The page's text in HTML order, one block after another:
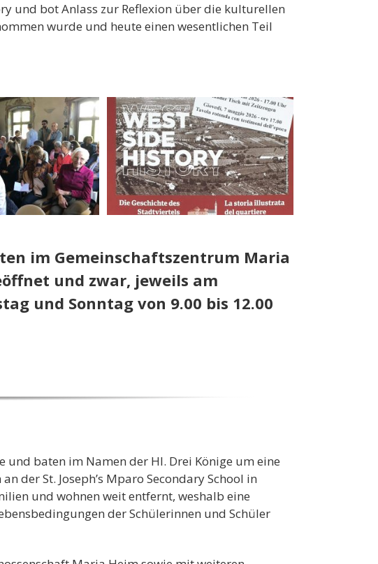
und bot Anlass zur Reflexion über die kulturellen
wurde und heute einen wesentlichen Teil
im Gemeinschaftszentrum Maria
und zwar, jeweils am
und Sonntag von 9.00 bis 12.00
und baten im Namen der Hl. Drei Könige um eine
der St. Joseph’s Mparo Secondary School in
und wohnen weit entfernt, weshalb eine
der Schülerinnen und Schüler